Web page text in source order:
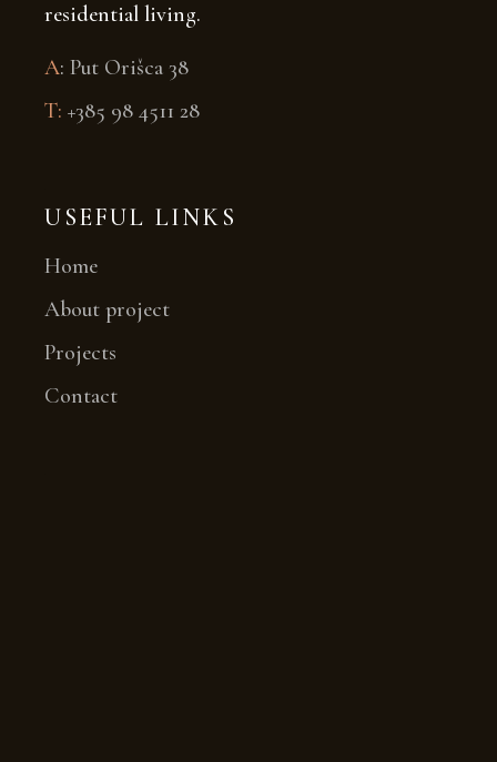
residential living.
A:Put Orišca 38
T:+385 98 4511 28
USEFUL LINKS
Home
About project
Projects
Contact